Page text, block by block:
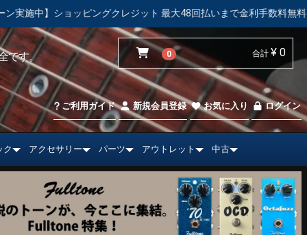
ット 最大48回払いまで金利手数料無料！ 【中古市場】エレキ
です。 0 合計 ¥ 0
ご利用ガイド 新規会員登録 お気に入り ログイン
ク アクセサリー パーツ アウトレット 中古